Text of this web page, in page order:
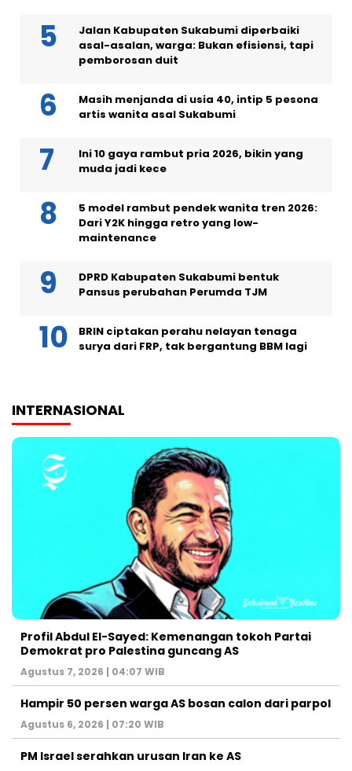
Jalan Kabupaten Sukabumi diperbaiki
asal-asalan, warga: Bukan efisiensi, tapi
pemborosan duit
Masih menjanda di usia 40, intip 5 pesona
artis wanita asal Sukabumi
Ini 10 gaya rambut pria 2026, bikin yang
muda jadi kece
5 model rambut pendek wanita tren 2026:
Dari Y2K hingga retro yang low-
maintenance
DPRD Kabupaten Sukabumi bentuk
Pansus perubahan Perumda TJM
BRIN ciptakan perahu nelayan tenaga
surya dari FRP, tak bergantung BBM lagi
INTERNASIONAL
Profil Abdul El-Sayed: Kemenangan tokoh Partai
Demokrat pro Palestina guncang AS
Agustus 7, 2026 | 04:07 WIB
Hampir 50 persen warga AS bosan calon dari parpol
Agustus 6, 2026 | 07:20 WIB
PM Israel serahkan urusan Iran ke AS